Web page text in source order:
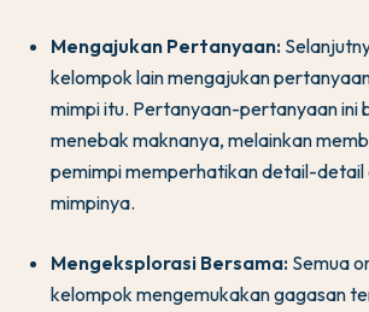
Mengajukan Pertanyaan:
kelompok lain mengajukan
mimpi itu. Pertanyaan-pertanyaan ini
menebak maknanya, melainkan
pemimpi memperhatikan detail-detail
mimpinya.
Mengeksplorasi Bersama: Semua
kelompok mengemukakan gagasan